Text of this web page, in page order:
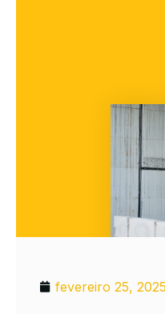
fevereiro 25, 2025